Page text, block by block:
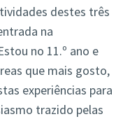
destes três
na
no 11.º ano e
que mais gosto,
experiências para
trazido pelas